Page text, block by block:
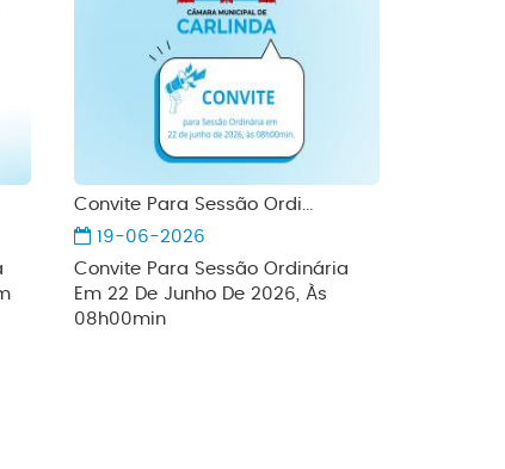
Convite Para Sessão Ordi...
19-06-2026
Convite Para Sessão Ordinária
Em 22 De Junho De 2026, Às
08h00min